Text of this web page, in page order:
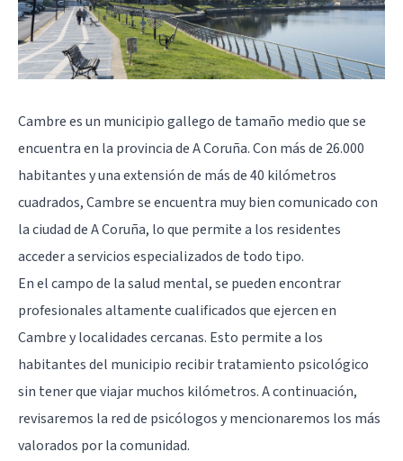
Cambre es un municipio gallego de tamaño medio que se
encuentra en la provincia de A Coruña. Con más de 26.000
habitantes y una extensión de más de 40 kilómetros
cuadrados, Cambre se encuentra muy bien comunicado con
la ciudad de ACoruña, lo que permite a los residentes
acceder a servicios especializados de todo tipo.
En el campo de la salud mental, se pueden encontrar
profesionales altamente cualificados que ejercen en
Cambre y localidades cercanas. Esto permite a los
habitantes del municipio recibir tratamiento psicológico
sin tener que viajar muchos kilómetros. A continuación,
revisaremos la red de psicólogos y mencionaremos los más
valorados por la comunidad.